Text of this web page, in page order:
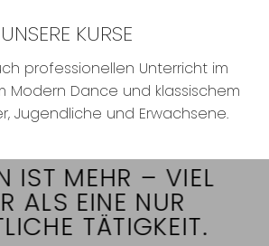
UNSERE KURSE
professionellen Unterricht im
Modern Dance und klassischem
Jugendliche und Erwachsene.
IST MEHR – VIEL
ALS EINE NUR
TÄTIGKEIT.